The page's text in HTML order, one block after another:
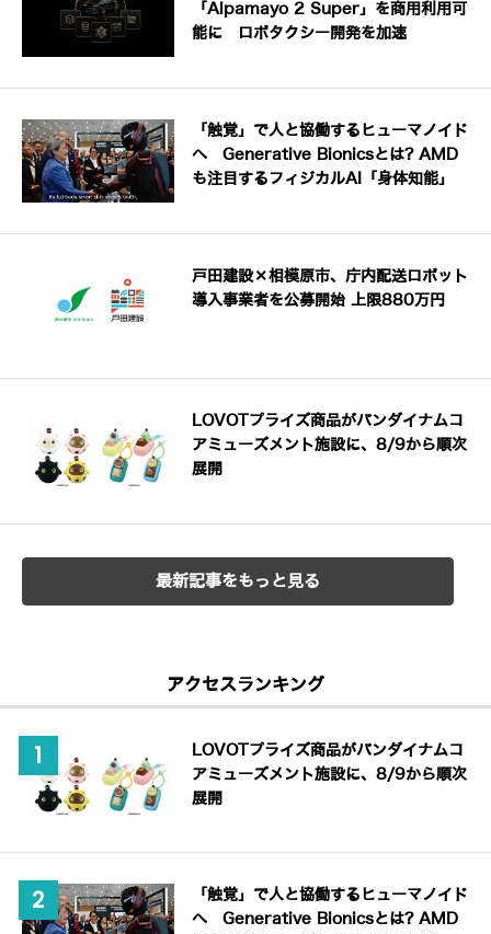
「Alpamayo 2 Super」を商用利用可
能に ロボタクシー開発を加速
「触覚」で人と協働するヒューマノイド
へ Generative Bionicsとは? AMD
も注目するフィジカルAI「身体知能」
戸田建設×相模原市、庁内配送ロボット
導入事業者を公募開始 上限880万円
LOVOTプライズ商品がバンダイナムコ
アミューズメント施設に、8/9から順次
展開
最新記事をもっと見る
アクセスランキング
LOVOTプライズ商品がバンダイナムコ
アミューズメント施設に、8/9から順次
展開
「触覚」で人と協働するヒューマノイド
へ Generative Bionicsとは? AMD